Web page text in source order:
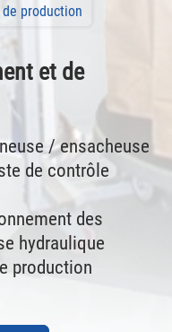
production
et de
/ ensacheuse
de contrôle
des
hydraulique
production